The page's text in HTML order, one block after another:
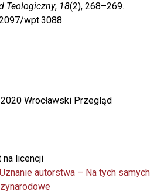
Teologiczny, 18(2), 268–269.
wpt.3088
Wrocławski Przegląd
na licencji
autorstwa – Na tych samych